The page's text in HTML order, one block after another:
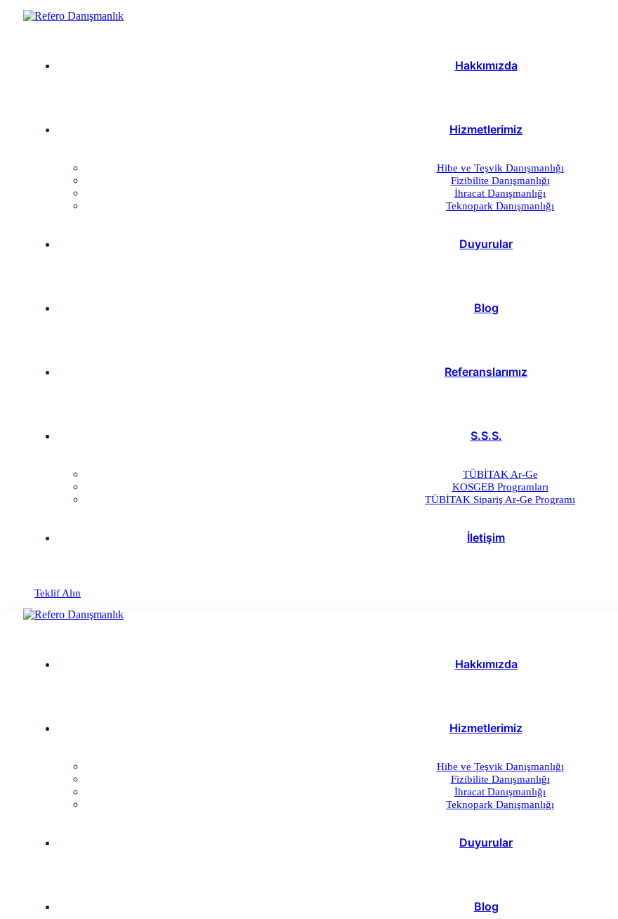
Hakkımızda
Hizmetlerimiz
Hibe ve Teşvik Danışmanlığı
Fizibilite Danışmanlığı
İhracat Danışmanlığı
Teknopark Danışmanlığı
Duyurular
Blog
Referanslarımız
S.S.S.
TÜBİTAK Ar-Ge
KOSGEB Programları
TÜBİTAK Sipariş Ar-Ge Programı
İletişim
Teklif Alın
Hakkımızda
Hizmetlerimiz
Hibe ve Teşvik Danışmanlığı
Fizibilite Danışmanlığı
İhracat Danışmanlığı
Teknopark Danışmanlığı
Duyurular
Blog